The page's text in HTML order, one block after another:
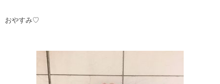
おやすみ♡